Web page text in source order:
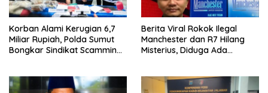
Korban Alami Kerugian 6,7
Miliar Rupiah, Polda Sumut
Bongkar Sindikat Scamming
Berita Viral Rokok Ilegal
Manchester dan R7 Hilang
Misterius, Diduga Ada